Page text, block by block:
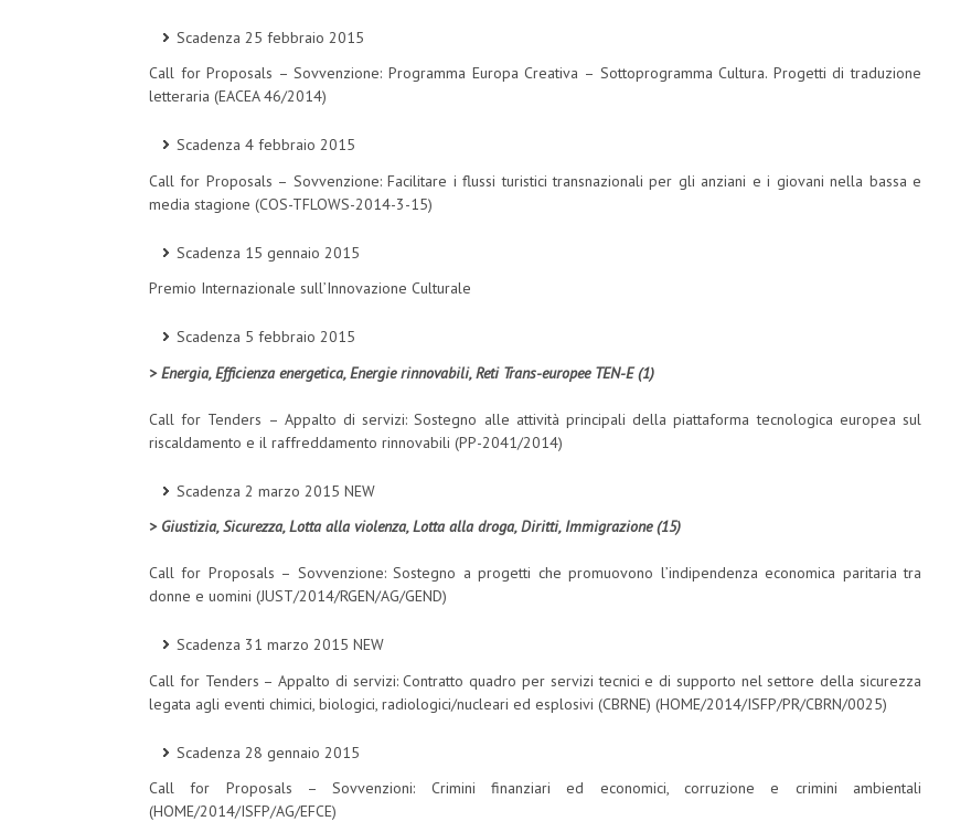
Scadenza 25 febbraio 2015
Call for Proposals – Sovvenzione: Programma Europa Creativa – Sottoprogramma Cultura. Progetti di traduzione
letteraria (EACEA 46/2014)
Scadenza 4 febbraio 2015
Call for Proposals – Sovvenzione: Facilitare i flussi turistici transnazionali per gli anziani e i giovani nella bassa e
media stagione (COS-TFLOWS-2014-3-15)
Scadenza 15 gennaio 2015
Premio Internazionale sull’Innovazione Culturale
Scadenza 5 febbraio 2015
> Energia, Efficienza energetica, Energie rinnovabili, Reti Trans-europee TEN-E (1)
Call for Tenders – Appalto di servizi: Sostegno alle attività principali della piattaforma tecnologica europea sul
riscaldamento e il raffreddamento rinnovabili (PP-2041/2014)
Scadenza 2 marzo 2015 NEW
> Giustizia, Sicurezza, Lotta alla violenza, Lotta alla droga, Diritti, Immigrazione (15)
Call for Proposals – Sovvenzione: Sostegno a progetti che promuovono l’indipendenza economica paritaria tra
donne e uomini (JUST/2014/RGEN/AG/GEND)
Scadenza 31 marzo 2015 NEW
Call for Tenders – Appalto di servizi: Contratto quadro per servizi tecnici e di supporto nel settore della sicurezza
legata agli eventi chimici, biologici, radiologici/nucleari ed esplosivi (CBRNE) (HOME/2014/ISFP/PR/CBRN/0025)
Scadenza 28 gennaio 2015
Call for Proposals – Sovvenzioni: Crimini finanziari ed economici, corruzione e crimini ambientali
(HOME/2014/ISFP/AG/EFCE)